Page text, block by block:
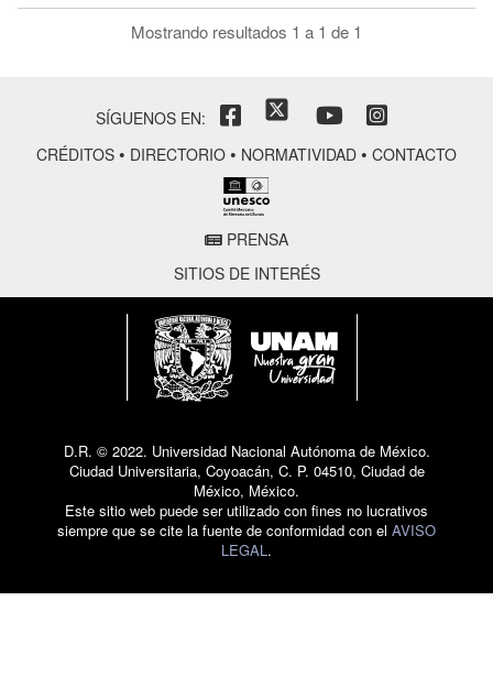
Mostrando resultados 1 a 1 de 1
SÍGUENOS EN:
CRÉDITOS • DIRECTORIO • NORMATIVIDAD • CONTACTO
PRENSA
SITIOS DE INTERÉS
D.R. © 2022. Universidad Nacional Autónoma de México.
Ciudad Universitaria, Coyoacán, C. P. 04510, Ciudad de
México, México.
Este sitio web puede ser utilizado con fines no lucrativos
siempre que se cite la fuente de conformidad con el AVISO
LEGAL.